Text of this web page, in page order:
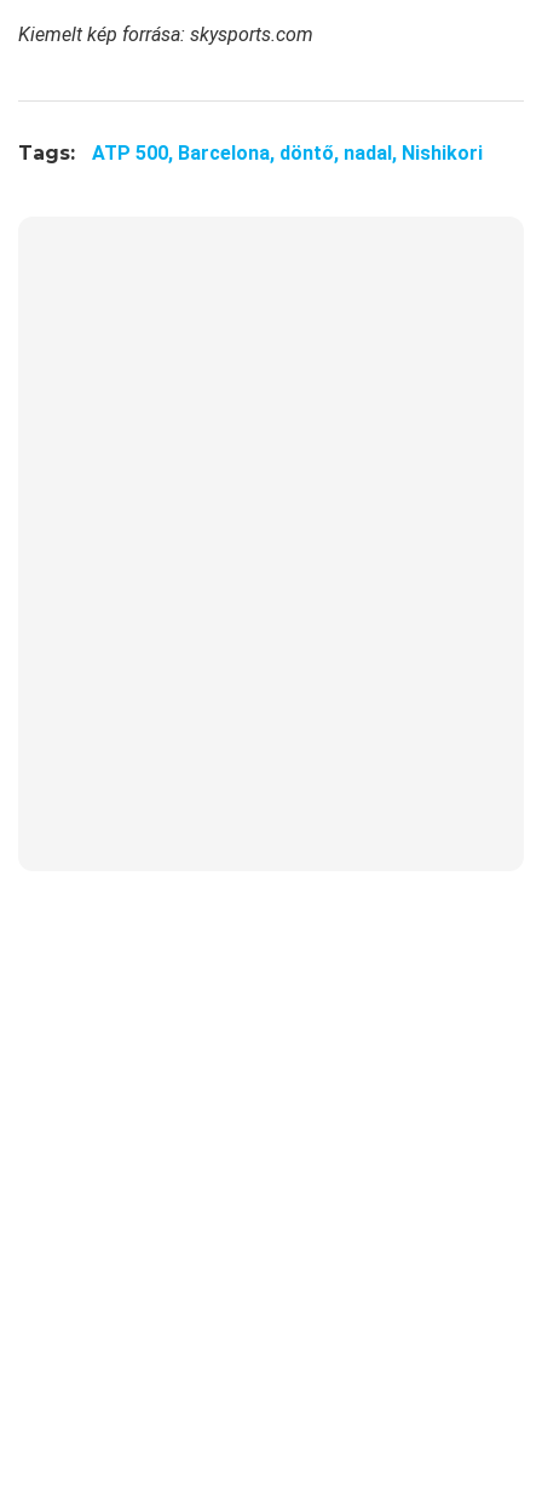
Kiemelt kép forrása: skysports.com
Tags: ATP 500, Barcelona, döntő, nadal, Nishikori